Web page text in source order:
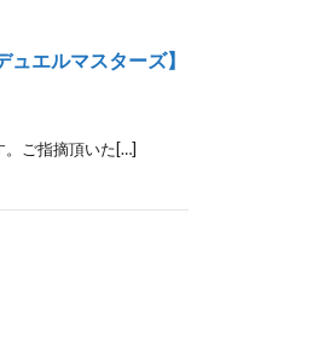
エルマスターズ】
。ご指摘頂いた[…]